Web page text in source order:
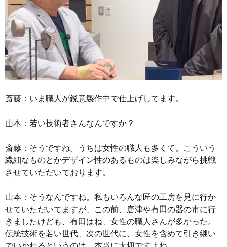
斎藤：いま職人が鋭意製作中で仕上げしてます。
山本：若い技術者さんなんですか？
斎藤：そうですね。うちは女性の職人も多くて。こういう
繊細なものとかデザイン性のあるものは楽しみながら挑戦
させていただいております。
山本：そうなんですね。私もいろんな匠の工房を見に行か
せていただいてますが、この前、唐津や有田の器の市に行
きましたけども、有田はね、女性の職人さんが多かった。
伝統技術を若い世代、次の世代に、女性を含めて引き継い